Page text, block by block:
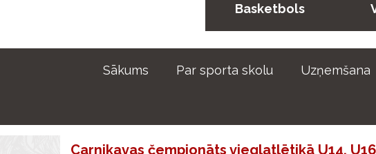
Basketbols
Sākums Par sporta skolu Uzņemšana
Carnikavas čempionāts vieglatlētikā U14,